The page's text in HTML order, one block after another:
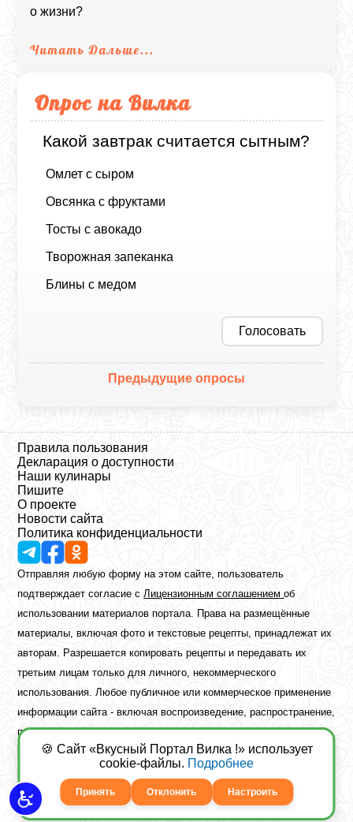
о жизни?
Читать Дальше...
Опрос на Вилка
Какой завтрак считается сытным?
Омлет с сыром
Овсянка с фруктами
Тосты с авокадо
Творожная запеканка
Блины с медом
Голосовать
Предыдущие опросы
Правила пользования
Декларация о доступности
Наши кулинары
Пишите
О проекте
Новости сайта
Политика конфиденциальности
Отправляя любую форму на этом сайте, пользователь
подтверждает согласие сЛицензионным соглашениемоб
использовании материалов портала. Права на размещённые
материалы, включая фото и текстовые рецепты, принадлежат их
авторам. Разрешается копировать рецепты и передавать их
третьим лицам только для личного, некоммерческого
использования. Любое публичное или коммерческое применение
информации сайта - включая воспроизведение, распространение,
публикацию или обработку - возможно лишь при наличии
предварительного письменного разрешения правообладателя.
Copyright ©2026 Вкусный Портал Вилка
Сайт построенfreebrush.net
🍪 Сайт «Вкусный Портал Вилка !» использует
cookie-файлы. Подробнее
Принять Отклонить Настроить